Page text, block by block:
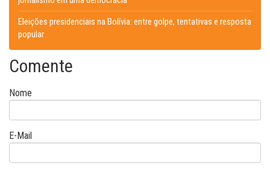
Eleições presidenciais na Bolívia: entre golpe, tentativas e resposta
popular
Comente
Nome
E-Mail